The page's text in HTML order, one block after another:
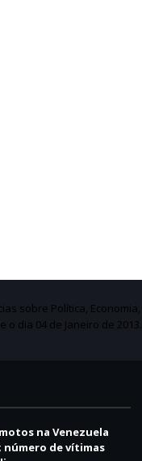
sobre Política, Economia,
dia 04 de Janeiro de 2013.
na Venezuela
número de vítimas